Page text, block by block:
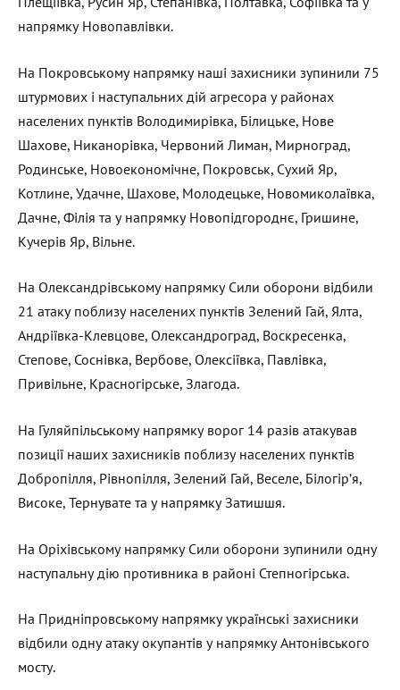
напрямку Новопавлівки.
На Покровському напрямку наші захисники зупинили 75
штурмових і наступальних дій агресора у районах
населених пунктів Володимирівка, Білицьке, Нове
Шахове, Никанорівка, Червоний Лиман, Мирноград,
Родинське, Новоекономічне, Покровськ, Сухий Яр,
Котлине, Удачне, Шахове, Молодецьке, Новомиколаївка,
Дачне, Філія та у напрямку Новопідгороднє, Гришине,
Кучерів Яр, Вільне.
На Олександрівському напрямку Сили оборони відбили
21 атаку поблизу населених пунктів Зелений Гай, Ялта,
Андріївка-Клевцове, Олександроград, Воскресенка,
Степове, Соснівка, Вербове, Олексіївка, Павлівка,
Привільне, Красногірське, Злагода.
На Гуляйпільському напрямку ворог 14 разів атакував
позиції наших захисників поблизу населених пунктів
Добропілля, Рівнопілля, Зелений Гай, Веселе, Білогір’я,
Високе, Тернувате та у напрямку Затишшя.
На Оріхівському напрямку Сили оборони зупинили одну
наступальну дію противника в районі Степногірська.
На Придніпровському напрямку українські захисники
відбили одну атаку окупантів у напрямку Антонівського
мосту.